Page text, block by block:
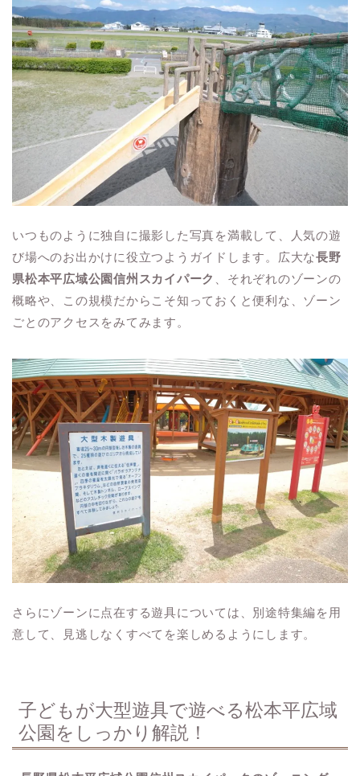
いつものように独自に撮影した写真を満載して、人気の遊
び場へのお出かけに役立つようガイドします。広大な長野
県松本平広域公園信州スカイパーク 、それぞれのゾーンの
概略や、この規模だからこそ知っておくと便利な、ゾーン
ごとのアクセスをみてみます。
さらにゾーンに点在する遊具については、別途特集編を用
意して、見逃しなくすべてを楽しめるようにします。
子どもが大型遊具で遊べる松本平広域
公園をしっかり解説！